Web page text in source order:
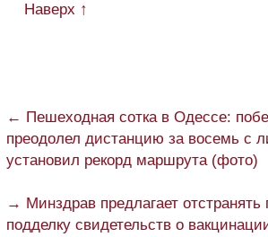
Наверх ↑
← Пешеходная сотка в Одессе:
преодолел дистанцию за восемь с
установил рекорд маршрута (фото)
→ Минздрав предлагает отстранять
подделку свидетельств о